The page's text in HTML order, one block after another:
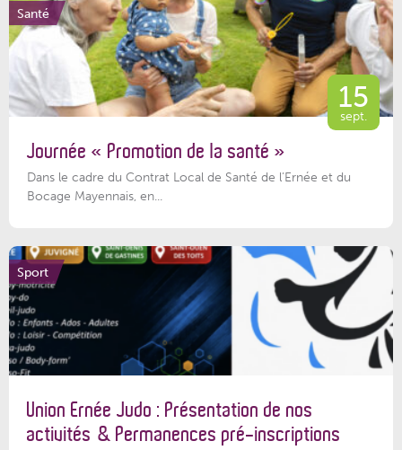
Santé
15
sept.
Journée « Promotion de la santé »
Dans le cadre du Contrat Local de Santé de l’Ernée et du
Bocage Mayennais, en...
Sport
Union Ernée Judo : Présentation de nos
activités & Permanences pré-inscriptions